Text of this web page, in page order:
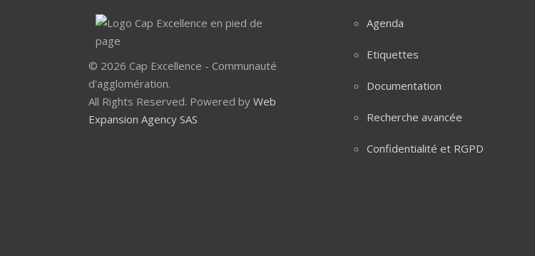
© 2026 Cap Excellence - Communauté
d'agglomération.
All Rights Reserved. Powered by Web
Expansion Agency SAS
Agenda
Etiquettes
Documentation
Recherche avancée
Confidentialité et RGPD